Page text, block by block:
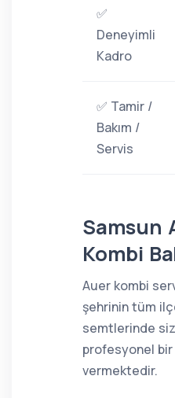
✅
Deneyimli
Kadro
✅ Tamir /
Bakım /
Servis
Samsun
Kombi
Auer kombi
şehrinin tüm
semtlerinde
profesyonel
vermektedir.